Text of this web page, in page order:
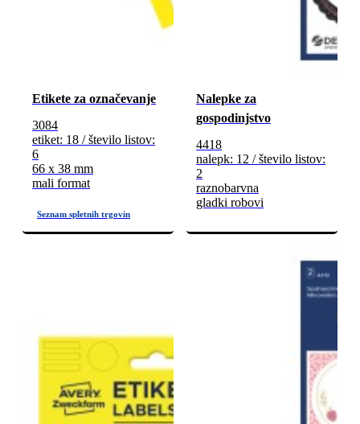
Etikete za označevanje
3084
etiket: 18 / število listov:
6
66 x 38 mm
mali format
Nalepke za
gospodinjstvo
4418
nalepk: 12 / število listov:
2
raznobarvna
gladki robovi